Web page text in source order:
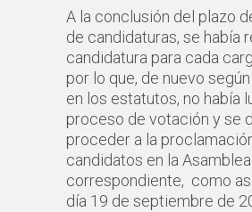
A la conclusión del plazo
de candidaturas, se había
candidatura para cada
por lo que, de nuevo
en los estatutos, no había
proceso de votación y se
proceder a la
candidatos en la Asamblea
correspondiente, como
día 19 de septiembre de